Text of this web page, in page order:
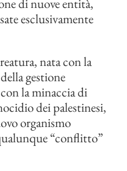
di nuove entità,
esclusivamente
nata con la
gestione
la minaccia di
dei palestinesi,
organismo
“conflitto”